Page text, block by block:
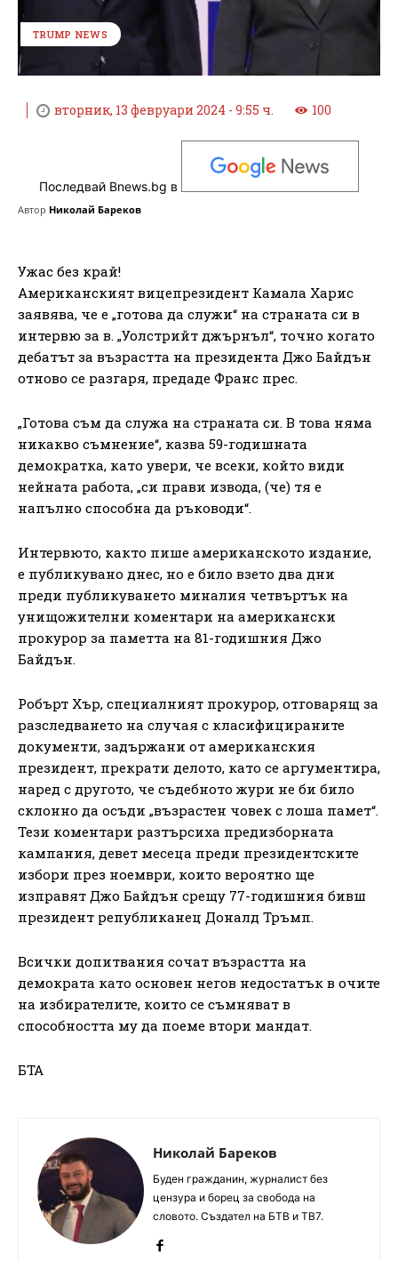
TRUMP NEWS
вторник, 13 февруари 2024 - 9:55 ч. 100
Последвай Bnews.bg в
Автор Николай Бареков
Ужас без край!
Американският вицепрезидент Камала Харис
заявява, че е „готова да служи“ на страната си в
интервю за в. „Уолстрийт джърнъл“, точно когато
дебатът за възрастта на президента Джо Байдън
отново се разгаря, предаде Франс прес.
„Готова съм да служа на страната си. В това няма
никакво съмнение“, казва 59-годишната
демократка, като увери, че всеки, който види
нейната работа, „си прави извода, (че) тя е
напълно способна да ръководи“.
Интервюто, както пише американското издание,
е публикувано днес, но е било взето два дни
преди публикуването миналия четвъртък на
унищожителни коментари на американски
прокурор за паметта на 81-годишния Джо
Байдън.
Робърт Хър, специалният прокурор, отговарящ за
разследването на случая с класифицираните
документи, задържани от американския
президент, прекрати делото, като се аргументира,
наред с другото, че съдебното жури не би било
склонно да осъди „възрастен човек с лоша памет“.
Тези коментари разтърсиха предизборната
кампания, девет месеца преди президентските
избори през ноември, които вероятно ще
изправят Джо Байдън срещу 77-годишния бивш
президент републиканец Доналд Тръмп.
Всички допитвания сочат възрастта на
демократа като основен негов недостатък в очите
на избирателите, които се съмняват в
способността му да поеме втори мандат.
БТА
Николай Бареков
Буден гражданин, журналист без
цензура и борец за свобода на
словото. Създател на БТВ и ТВ7.